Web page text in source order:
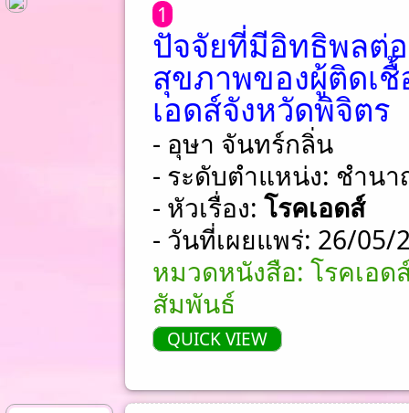
1
ปัจจัยที่มีอิทธิพลต่
สุขภาพของผู้ติดเชื้
เอดส์จังหวัดพิจิตร
- อุษา จันทร์กลิ่น
- ระดับตำแหน่ง: ชําน
- หัวเรื่อง: โรคเอดส์
- วันที่เผยแพร่: 26/05/
หมวดหนังสือ: โรคเอด
สัมพันธ์
QUICK VIEW